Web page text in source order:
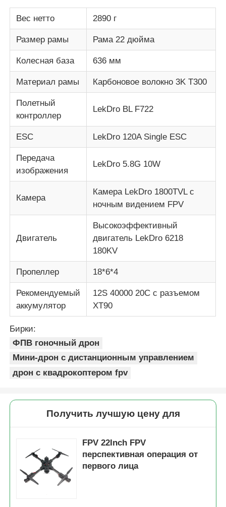
Вес нетто 2890 г
Размер рамы Рама 22 дюйма
Колесная база 636 мм
Материал рамы Карбоновое волокно 3K T300
Полетный
контроллер
LekDro BL F722
ESC LekDro 120A Single ESC
Передача
изображения
LekDro 5.8G 10W
Камера
Камера LekDro 1800TVL с
ночным видением FPV
Двигатель
Высокоэффективный
двигатель LekDro 6218
180KV
Пропеллер 18*6*4
Рекомендуемый
аккумулятор
12S 40000 20C с разъемом
XT90
Бирки:
ФПВ гоночный дрон
Мини-дрон с дистанционным управлением
дрон с квадрокоптером fpv
Получить лучшую цену для
FPV 22Inch FPV
перспективная операция от
первого лица